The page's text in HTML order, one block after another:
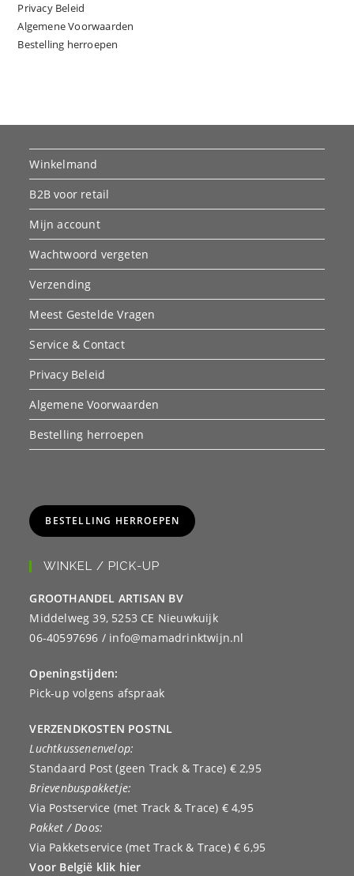
Privacy Beleid
Algemene Voorwaarden
Bestelling herroepen
Winkelmand
B2B voor retail
Mijn account
Wachtwoord vergeten
Verzending
Meest Gestelde Vragen
Service & Contact
Privacy Beleid
Algemene Voorwaarden
Bestelling herroepen
BESTELLING HERROEPEN
WINKEL / PICK-UP
GROOTHANDEL ARTISAN BV
Middelweg 39, 5253 CE Nieuwkuijk
06-40597696 / info@mamadrinktwijn.nl
Openingstijden:
Pick-up volgens afspraak
VERZENDKOSTEN POSTNL
Luchtkussenenvelop:
Standaard Post (geen Track & Trace) € 2,95
Brievenbuspakketje:
Via Postservice (met Track & Trace) € 4,95
Pakket / Doos:
Via Pakketservice (met Track & Trace) € 6,95
Voor België klik hier